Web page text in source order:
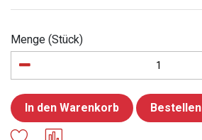
Menge (Stück)
In den Warenkorb Bestellen